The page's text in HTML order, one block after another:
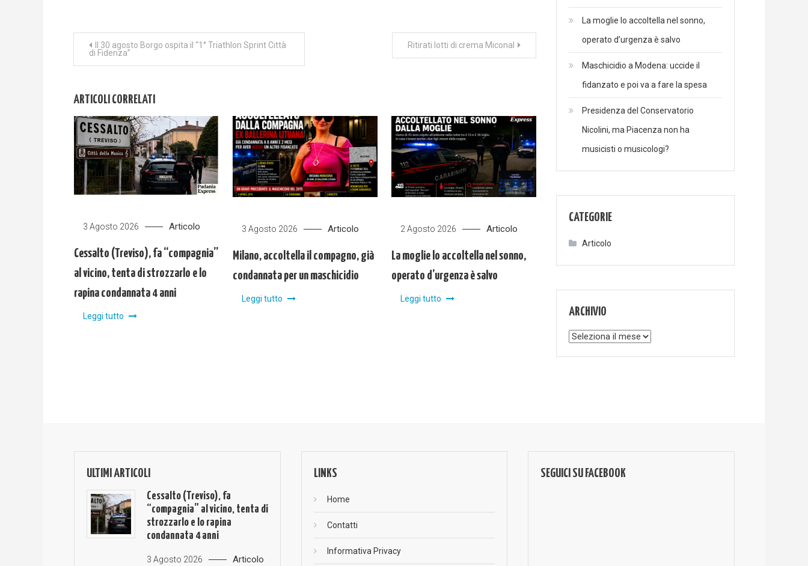
Navigazione
Il 30 agosto Borgo ospita il “1° Triathlon Sprint Città
di Fidenza”
Ritirati lotti di crema Miconal
ARTICOLI CORRELATI
3 Agosto 2026 Articolo
Cessalto (Treviso), fa “compagnia”
al vicino, tenta di strozzarlo e lo
rapina condannata 4 anni
Leggi tutto
3 Agosto 2026 Articolo
Milano, accoltella il compagno, già
condannata per un maschicidio
Leggi tutto
2 Agosto 2026 Articolo
La moglie lo accoltella nel sonno,
operato d’urgenza è salvo
Leggi tutto
La moglie lo accoltella nel sonno,
operato d’urgenza è salvo
Maschicidio a Modena: uccide il
fidanzato e poi va a fare la spesa
Presidenza del Conservatorio
Nicolini, ma Piacenza non ha
musicisti o musicologi?
CATEGORIE
Articolo
ARCHIVIO
Archivio
ULTIMI ARTICOLI
Cessalto (Treviso), fa
“compagnia” al vicino, tenta di
strozzarlo e lo rapina
condannata 4 anni
3 Agosto 2026 Articolo
LINKS
Home
Contatti
Informativa Privacy
SEGUICI SU FACEBOOK